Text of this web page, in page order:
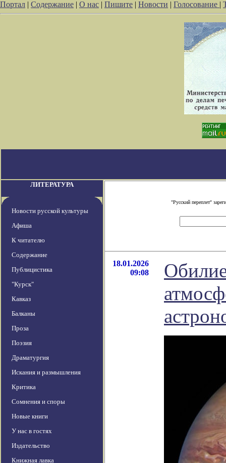
Портал | Содержание | О нас | Пишите | Новости | Голосование |
ЛИТЕРАТУРА
Новости русской культуры
Афиша
К читателю
Содержание
Публицистика
"Курск"
Кавказ
Балканы
Проза
Поэзия
Драматургия
Искания и размышления
Критика
Сомнения и споры
Новые книги
У нас в гостях
Издательство
Книжная лавка
"Русский переплет"
18.01.2026
09:08